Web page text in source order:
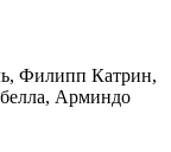
Филипп Катрин,
Арминдо